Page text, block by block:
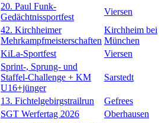
20. Paul Funk-
Gedächtnissportfest
Viersen
42. Kirchheimer
Mehrkampfmeisterschaften
Kirchheim bei
München
KiLa-Sportfest Viersen
Sprint-, Sprung- und
Staffel-Challenge + KM
U16+jünger
Sarstedt
13. Fichtelgebirgstrailrun
Gefrees
SGT Werfertag 2026
Oberhausen